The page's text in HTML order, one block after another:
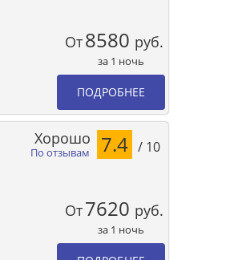
От8580 руб.
за 1 ночь
ПОДРОБНЕЕ
По отзывам
Хорошо 7.4 / 10
От7620 руб.
за 1 ночь